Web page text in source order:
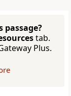
tab.
Plus.